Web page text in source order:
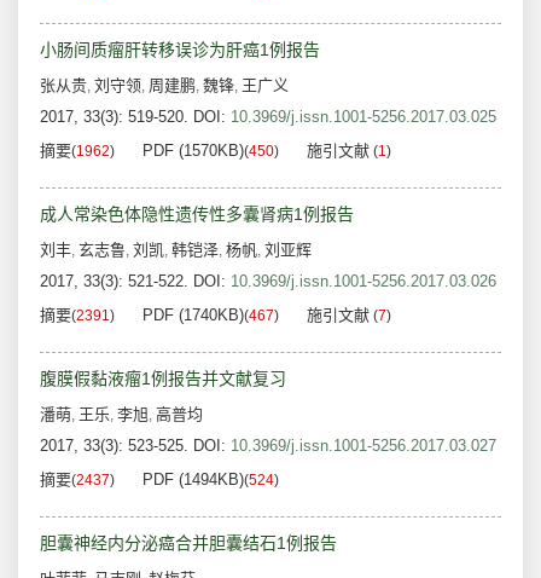
小肠间质瘤肝转移误诊为肝癌1例报告
张从贵, 刘守领, 周建鹏, 魏锋, 王广义
2017, 33(3): 519-520. DOI: 10.3969/j.issn.1001-5256.2017.03.025
摘要(1962) PDF (1570KB)(450) 施引文献 (1)
成人常染色体隐性遗传性多囊肾病1例报告
刘丰, 玄志鲁, 刘凯, 韩铠泽, 杨帆, 刘亚辉
2017, 33(3): 521-522. DOI: 10.3969/j.issn.1001-5256.2017.03.026
摘要(2391) PDF (1740KB)(467) 施引文献 (7)
腹膜假黏液瘤1例报告并文献复习
潘萌, 王乐, 李旭, 高普均
2017, 33(3): 523-525. DOI: 10.3969/j.issn.1001-5256.2017.03.027
摘要(2437) PDF (1494KB)(524)
胆囊神经内分泌癌合并胆囊结石1例报告